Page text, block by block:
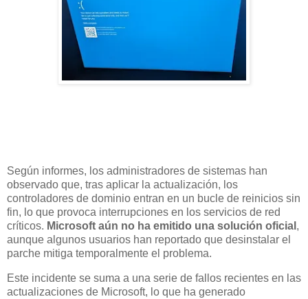
Según informes, los administradores de sistemas han
observado que, tras aplicar la actualización, los
controladores de dominio entran en un bucle de reinicios sin
fin, lo que provoca interrupciones en los servicios de red
críticos. Microsoft aún no ha emitido una solución oficial ,
aunque algunos usuarios han reportado que desinstalar el
parche mitiga temporalmente el problema.
Este incidente se suma a una serie de fallos recientes en las
actualizaciones de Microsoft, lo que ha generado